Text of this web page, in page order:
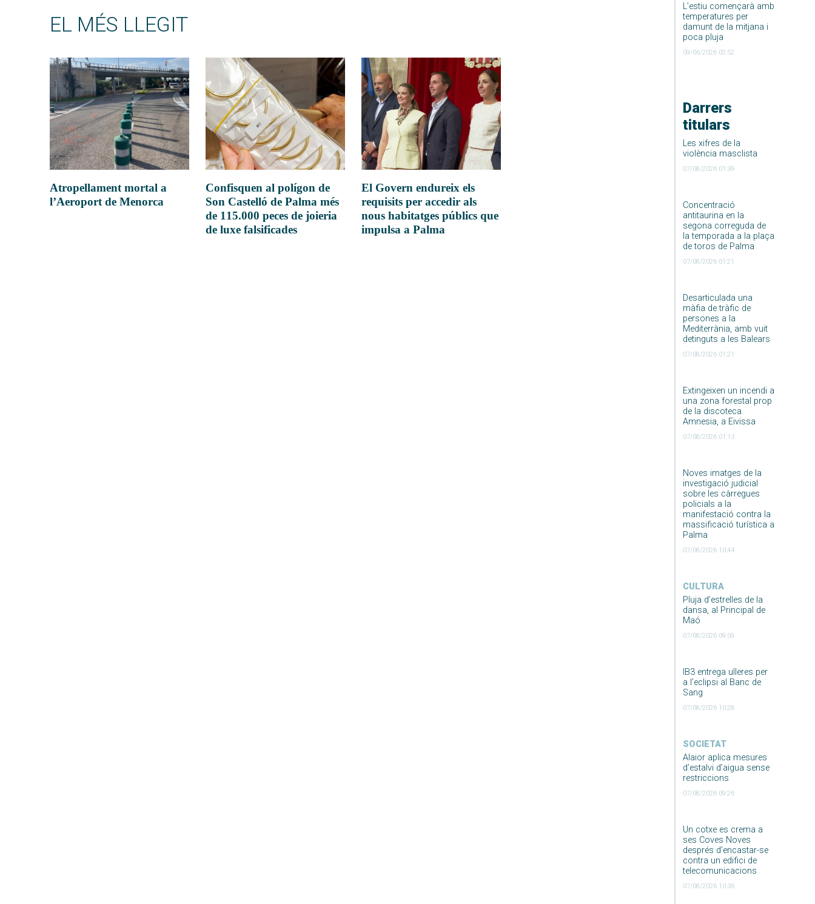
L’estiu començarà amb
temperatures per
damunt de la mitjana i
poca pluja
09/06/2026 02:52
Darrers
titulars
Les xifres de la
violència masclista
07/08/2026 01:39
Concentració
antitaurina en la
segona correguda de
la temporada a la plaça
de toros de Palma
07/08/2026 01:21
Desarticulada una
màfia de tràfic de
persones a la
Mediterrània, amb vuit
detinguts a les Balears
07/08/2026 01:21
Extingeixen un incendi a
una zona forestal prop
de la discoteca
Amnesia, a Eivissa
07/08/2026 01:13
Noves imatges de la
investigació judicial
sobre les càrregues
policials a la
manifestació contra la
massificació turística a
Palma
07/08/2026 10:44
CULTURA
Pluja d’estrelles de la
dansa, al Principal de
Maó
07/08/2026 09:59
IB3 entrega ulleres per
a l’eclipsi al Banc de
Sang
07/08/2026 10:28
SOCIETAT
Alaior aplica mesures
d’estalvi d’aigua sense
restriccions
07/08/2026 09:26
Un cotxe es crema a
ses Coves Noves
després d’encastar-se
contra un edifici de
telecomunicacions
07/08/2026 10:36
EL MÉS LLEGIT
Atropellament mortal a
l’Aeroport de Menorca
Confisquen al polígon de
Son Castelló de Palma més
de 115.000 peces de joieria
de luxe falsificades
El Govern endureix els
requisits per accedir als
nous habitatges públics que
impulsa a Palma